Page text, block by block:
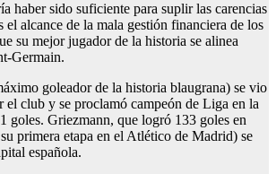
haber sido suficiente para suplir las carencias
el alcance de la mala gestión financiera de los
su mejor jugador de la historia se alinea
Germain.
goleador de la historia blaugrana) se vio
el club y se proclamó campeón de Liga en la
goles. Griezmann, que logró 133 goles en
primera etapa en el Atlético de Madrid) se
española.